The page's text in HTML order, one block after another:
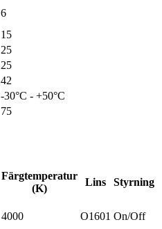
6
15
25
25
42
-30°C - +50°C
75
Färgtemperatur
(K)
Lins Styrning
4000 O1601 On/Off